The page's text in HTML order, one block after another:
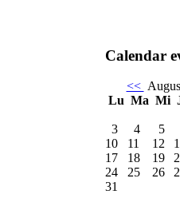
Calendar
<<
Lu Ma Mi
3
4 5
10
11 12
17
18 19
24
25 26
31